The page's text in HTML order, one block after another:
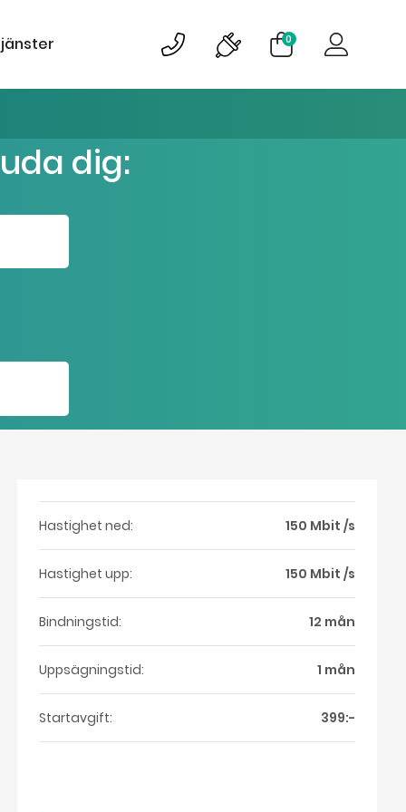
0
dig:
Hastighet ned: 150 Mbit /s
Hastighet upp: 150 Mbit /s
Bindningstid: 12 mån
Uppsägningstid: 1 mån
Startavgift: 399:-